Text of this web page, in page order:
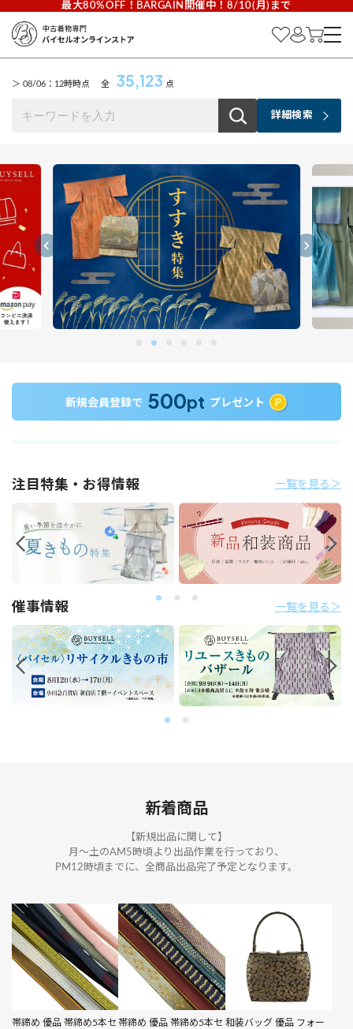
最大80%OFF！BARGAIN開催中！8/10(月)まで
＞ 08/06：12時時点 全 35,123 点
詳細検索
新規会員登録で 500pt プレゼント
注目特集・お得情報 一覧を見る＞
催事情報 一覧を見る＞
新着商品
【新規出品に関して】
月～土のAM5時頃より出品作業を行っており、
PM12時頃までに、全商品出品完了予定となります。
帯締め 優品 帯締め5本セ 帯締め 優品 帯締め5本セ 和装バッグ 優品 フォー